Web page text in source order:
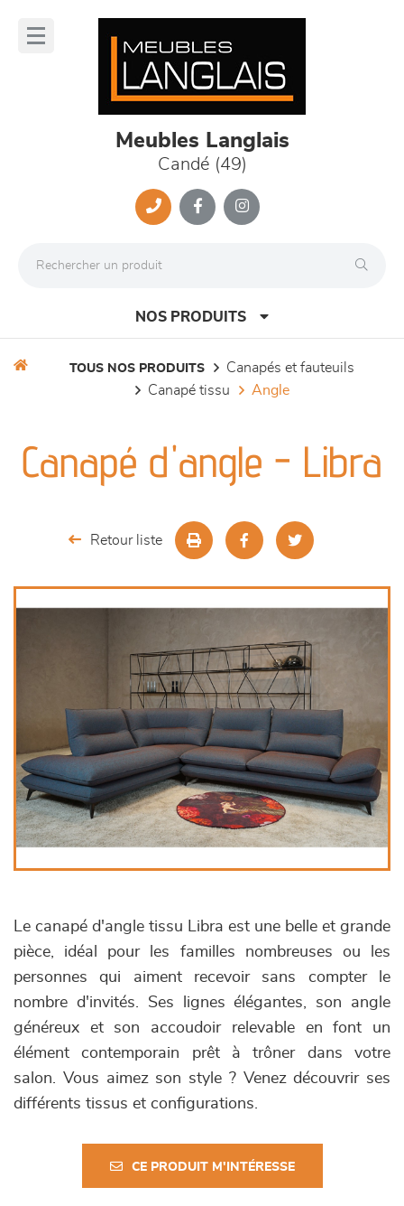
Meubles Langlais
Candé (49)
NOS PRODUITS
séjours
chambres et dressing
literie
cuisine & sur-mesure
décoration
TOUS NOS PRODUITS
canapés et fauteuils
canapé tissu
angle
Canapé d'angle - Libra
Retour liste
Le canapé d'angle tissu Libra est une belle et grande
pièce, idéal pour les familles nombreuses ou les
personnes qui aiment recevoir sans compter le
nombre d'invités. Ses lignes élégantes, son angle
généreux et son accoudoir relevable en font un
élément contemporain prêt à trôner dans votre
salon. Vous aimez son style ? Venez découvrir ses
différents tissus et configurations.
CE PRODUIT M'INTÉRESSE